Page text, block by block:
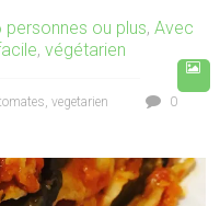
personnes ou plus,Avec
,végétarien
,vegetarien
0